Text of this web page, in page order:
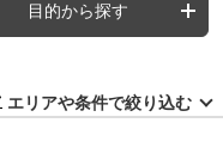
目的から探す
エリアや条件で絞り込む